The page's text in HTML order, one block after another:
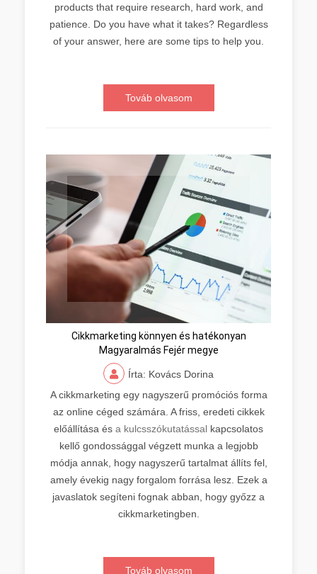
products that require research, hard work, and
patience. Do you have what it takes? Regardless
of your answer, here are some tips to help you.
Továb olvasom
Cikkmarketing könnyen és hatékonyan
Magyaralmás Fejér megye
Írta: Kovács Dorina
A cikkmarketing egy nagyszerű promóciós forma
az online céged számára. A friss, eredeti cikkek
előállítása és a kulcsszókutatással kapcsolatos
kellő gondossággal végzett munka a legjobb
módja annak, hogy nagyszerű tartalmat állíts fel,
amely évekig nagy forgalom forrása lesz. Ezek a
javaslatok segíteni fognak abban, hogy győzz a
cikkmarketingben.
Továb olvasom